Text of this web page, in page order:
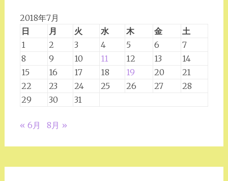
2018年7月
日
月 火 水 木 金
土
1
2 3 4 5 6
7
8
9 10 11 12 13
14
15
16 17 18 19 20
21
22
23 24 25 26 27
28
29
30 31
« 6月 8月 »